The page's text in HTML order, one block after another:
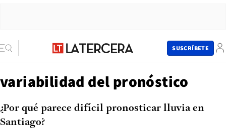
SUSCRÍBETE
variabilidad del pronóstico
¿Por qué parece difícil pronosticar lluvia en
Santiago?